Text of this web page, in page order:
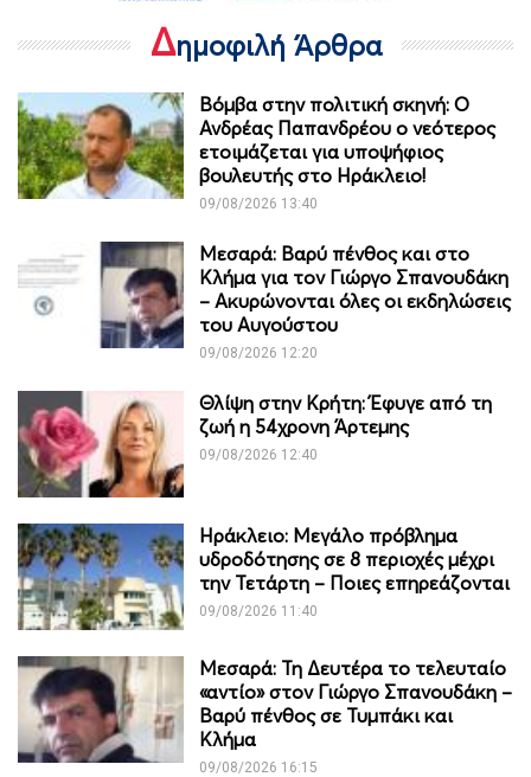
Δημοφιλή Άρθρα
Βόμβα στην πολιτική σκηνή: Ο
Ανδρέας Παπανδρέου ο νεότερος
ετοιμάζεται για υποψήφιος
βουλευτής στο Ηράκλειο!
09/08/2026 13:40
Μεσαρά: Βαρύ πένθος και στο
Κλήμα για τον Γιώργο Σπανουδάκη
– Ακυρώνονται όλες οι εκδηλώσεις
του Αυγούστου
09/08/2026 12:20
Θλίψη στην Κρήτη: Έφυγε από τη
ζωή η 54χρονη Άρτεμης
09/08/2026 12:40
Ηράκλειο: Μεγάλο πρόβλημα
υδροδότησης σε 8 περιοχές μέχρι
την Τετάρτη – Ποιες επηρεάζονται
09/08/2026 11:40
Μεσαρά: Τη Δευτέρα το τελευταίο
«αντίο» στον Γιώργο Σπανουδάκη –
Βαρύ πένθος σε Τυμπάκι και
Κλήμα
09/08/2026 16:15